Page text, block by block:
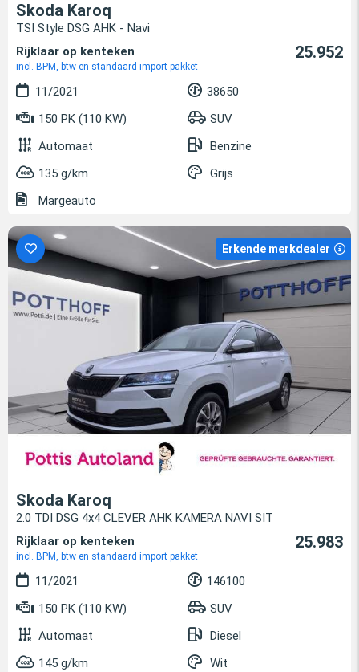
Skoda Karoq
TSI Style DSG AHK - Navi
Rijklaar op kenteken
incl. BPM, btw en standaard import pakket
25.952
11/2021
38650
150 PK (110 KW)
SUV
Automaat
Benzine
135 g/km
Grijs
Margeauto
Erkende merkdealer
Skoda Karoq
2.0 TDI DSG 4x4 CLEVER AHK KAMERA NAVI SIT
Rijklaar op kenteken
incl. BPM, btw en standaard import pakket
25.983
11/2021
146100
150 PK (110 KW)
SUV
Automaat
Diesel
145 g/km
Wit